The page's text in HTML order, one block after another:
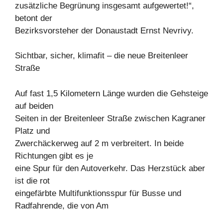
zusätzliche Begrünung insgesamt aufgewertet!“,
betont der
Bezirksvorsteher der Donaustadt Ernst Nevrivy.
Sichtbar, sicher, klimafit – die neue Breitenleer
Straße
Auf fast 1,5 Kilometern Länge wurden die Gehsteige
auf beiden
Seiten in der Breitenleer Straße zwischen Kagraner
Platz und
Zwerchäckerweg auf 2 m verbreitert. In beide
Richtungen gibt es je
eine Spur für den Autoverkehr. Das Herzstück aber
ist die rot
eingefärbte Multifunktionsspur für Busse und
Radfahrende, die von Am